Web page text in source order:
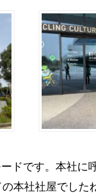
ドです。本社に
本社社屋でした